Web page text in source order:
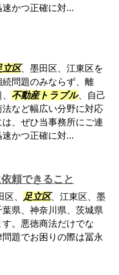
かつ正確に対...
立区、墨田区、江東区を
問題のみならず、離
不動産トラブル、自己
など幅広い分野に対応
、ぜひ当事務所にご連
かつ正確に対...
頼できること
、 足立区、江東区、墨
県、神奈川県、茨城県
。悪徳商法だけでな
題でお困りの際は冨永